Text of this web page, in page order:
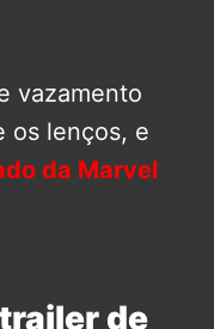
vazamento
os lenços, e
da Marvel
de